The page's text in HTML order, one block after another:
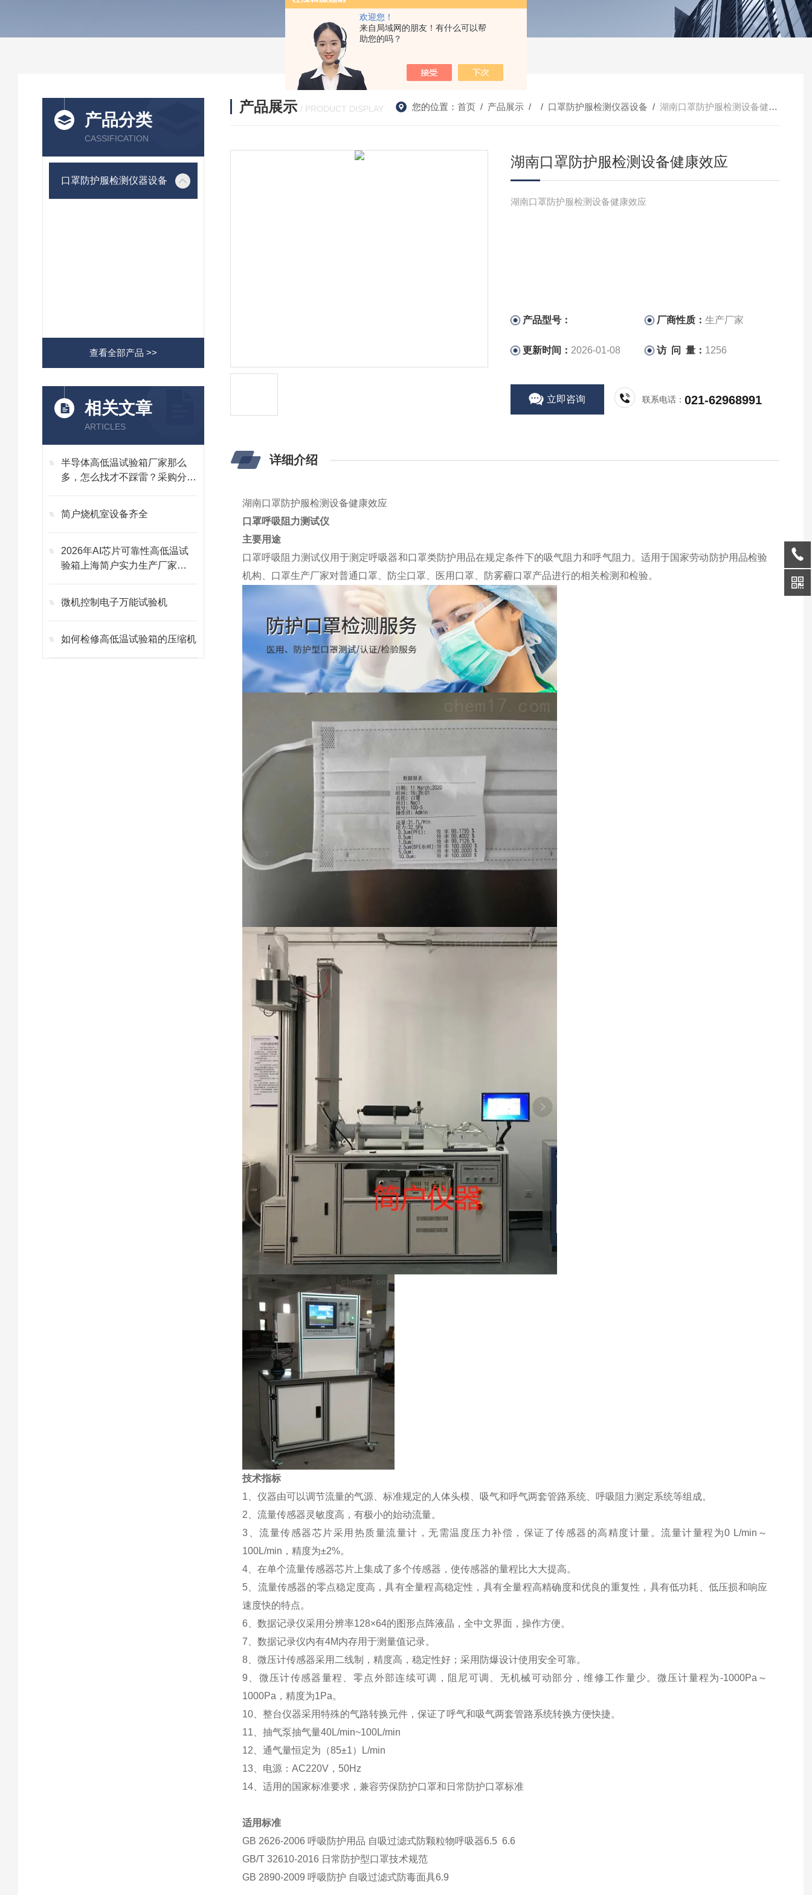
欢迎您！
来自局域网的朋友！有什么可以帮
助您的吗？
产品分类
CASSIFICATION
口罩防护服检测仪器设备
查看全部产品 >>
相关文章
ARTICLES
半导体高低温试验箱厂家那么
多，怎么找才不踩雷？采购分享
简户烧机室设备齐全
2026年AI芯片可靠性高低温试
验箱上海简户实力生产厂家
微机控制电子万能试验机
如何检修高低温试验箱的压缩机
产品展示 / PRODUCT DISPLAY 您的位置： 首页/ 产品展示/ / 口罩防护服检测仪器设备 / 湖南口罩防护服检测设备健康效应
湖南口罩防护服检测设备健康效应
湖南口罩防护服检测设备健康效应
产品型号： 厂商性质：生产厂家
更新时间： 2026-01-08 访 问 量： 1256
立即咨询 联系电话：021-62968991
详细介绍
湖南口罩防护服检测设备健康效应
口罩呼吸阻力测试仪
主要用途
口罩呼吸阻力测试仪用于测定呼吸器和口罩类防护用品在规定条件下的吸气阻力和呼气阻力。适用于国家劳动防护用品检验
机构、口罩生产厂家对普通口罩、防尘口罩、医用口罩、防雾霾口罩产品进行的相关检测和检验。
技术指标
1、仪器由可以调节流量的气源、标准规定的人体头模、吸气和呼气两套管路系统、呼吸阻力测定系统等组成。
2、流量传感器灵敏度高，有极小的始动流量。
3、流量传感器芯片采用热质量流量计，无需温度压力补偿，保证了传感器的高精度计量。流量计量程为0 L/min～
100L/min，精度为±2%。
4、在单个流量传感器芯片上集成了多个传感器，使传感器的量程比大大提高。
5、流量传感器的零点稳定度高，具有全量程高稳定性，具有全量程高精确度和优良的重复性，具有低功耗、低压损和响应
速度快的特点。
6、数据记录仪采用分辨率128×64的图形点阵液晶，全中文界面，操作方便。
7、数据记录仪内有4M内存用于测量值记录。
8、微压计传感器采用二线制，精度高，稳定性好；采用防爆设计使用安全可靠。
9、微压计传感器量程、零点外部连续可调，阻尼可调、无机械可动部分，维修工作量少。微压计量程为-1000Pa～
1000Pa，精度为1Pa。
10、整台仪器采用特殊的气路转换元件，保证了呼气和吸气两套管路系统转换方便快捷。
11、抽气泵抽气量40L/min~100L/min
12、通气量恒定为（85±1）L/min
13、电源：AC220V，50Hz
14、适用的国家标准要求，兼容劳保防护口罩和日常防护口罩标准
适用标准
GB 2626-2006 呼吸防护用品 自吸过滤式防颗粒物呼吸器6.5 6.6
GB/T 32610-2016 日常防护型口罩技术规范
GB 2890-2009 呼吸防护 自吸过滤式防毒面具6.9